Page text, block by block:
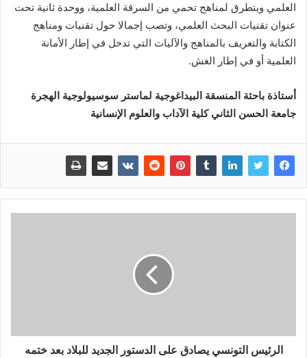
العلمي ويتطرق لمناهج تحمي من السرقة العلمية، ووحدة ثانية تحت
عنوان تقنيات البحث العلمي، وتصب إجمالا حول تقنيات ومناهج
الكتابة والتعريف بالمناهج والآليات التي تدخل في إطار الأمانة
العلمية أو في إطار الغش.
أستاذة باحثة المنسقة البيداغوجية لماستر سوسيولوجية الهجرة
جامعة الحسن الثاني كلية الآداب والعلوم الإنسانية
الرئيس التونسي يصادق على الدستور الجديد للبلاد بعد ختمه